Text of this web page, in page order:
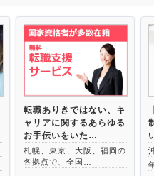
転職ありきではない、キ
ャリアに関するあらゆる
お手伝いをいた…
札幌、東京、大阪、福岡の
各拠点で、全国…